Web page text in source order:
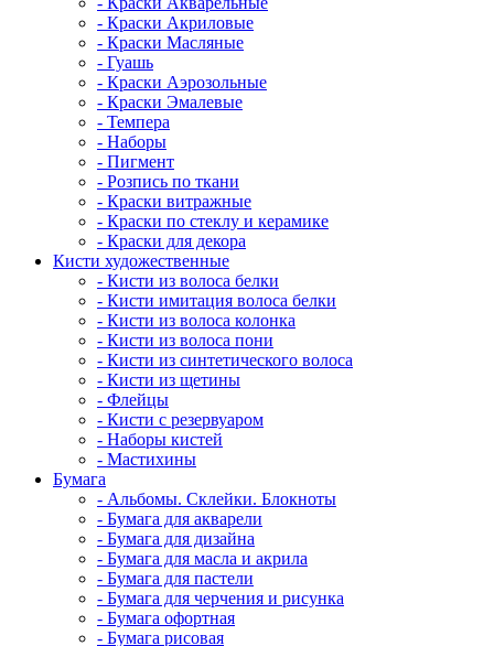
- Краски Акриловые
- Краски Масляные
- Гуашь
- Краски Аэрозольные
- Краски Эмалевые
- Темпера
- Наборы
- Пигмент
- Розпись по ткани
- Краски витражные
- Краски по стеклу и керамике
- Краски для декора
Кисти художественные
- Кисти из волоса белки
- Кисти имитация волоса белки
- Кисти из волоса колонка
- Кисти из волоса пони
- Кисти из синтетического волоса
- Кисти из щетины
- Флейцы
- Кисти с резервуаром
- Наборы кистей
- Мастихины
Бумага
- Альбомы. Склейки. Блокноты
- Бумага для акварели
- Бумага для дизайна
- Бумага для масла и акрила
- Бумага для пастели
- Бумага для черчения и рисунка
- Бумага офортная
- Бумага рисовая